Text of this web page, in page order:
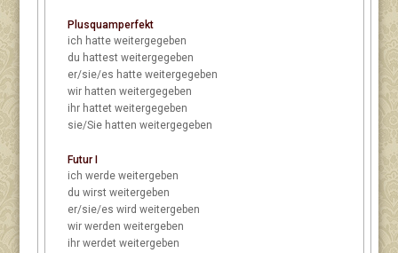
Plusquamperfekt
ich hatte weitergegeben
du hattest weitergegeben
er/sie/es hatte weitergegeben
wir hatten weitergegeben
ihr hattet weitergegeben
sie/Sie hatten weitergegeben
Futur I
ich werde weitergeben
du wirst weitergeben
er/sie/es wird weitergeben
wir werden weitergeben
ihr werdet weitergeben